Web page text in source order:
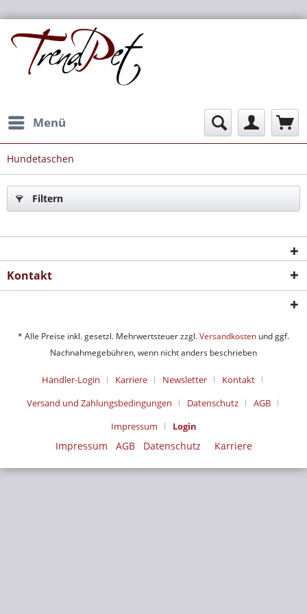
Menü
Hundetaschen
Filtern
Kontakt
* Alle Preise inkl. gesetzl. Mehrwertsteuer zzgl.Versandkosten und ggf.
Nachnahmegebühren, wenn nicht anders beschrieben
Händler-Login Karriere Newsletter
Kontakt
Versand und Zahlungsbedingungen
Datenschutz
AGB
Impressum
Login
Impressum AGB Datenschutz Karriere